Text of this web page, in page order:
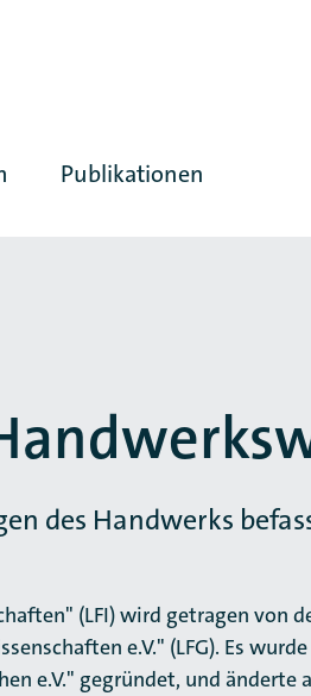
Publikationen
des Handwerks
(LFI) wird getragen von
e.V." (LFG). Es wurde
e.V." gegründet, und änderte